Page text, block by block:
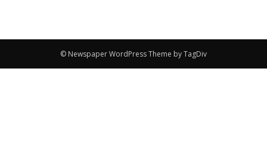
© Newspaper WordPress Theme by TagDiv